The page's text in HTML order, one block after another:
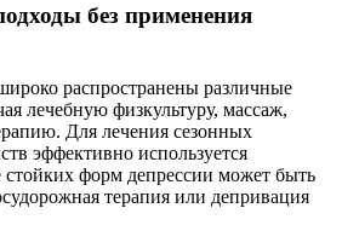
без применения
распространены различные
лечебную физкультуру, массаж,
Для лечения сезонных
эффективно используется
стойких форм депрессии может быть
терапия или депривация